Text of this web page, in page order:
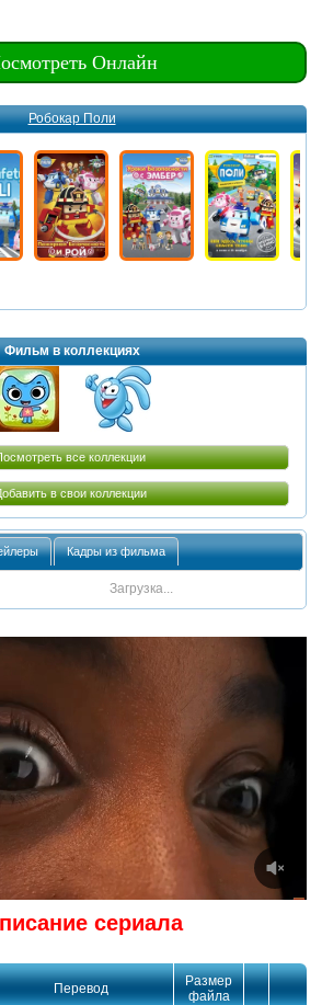
Онлайн
Робокар Поли
Фильм в коллекциях
все коллекции
в свои коллекции
Кадры из фильма
Загрузка...
сериала
Перевод
Размер
файла